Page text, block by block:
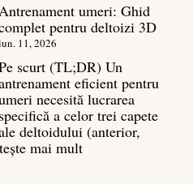
umeri: Ghid
pentru deltoizi 3D
11, 2026
scurt (TL;DR) Un
eficient pentru
necesită lucrarea
specifică a celor trei capete
deltoidului (anterior,
mai mult: